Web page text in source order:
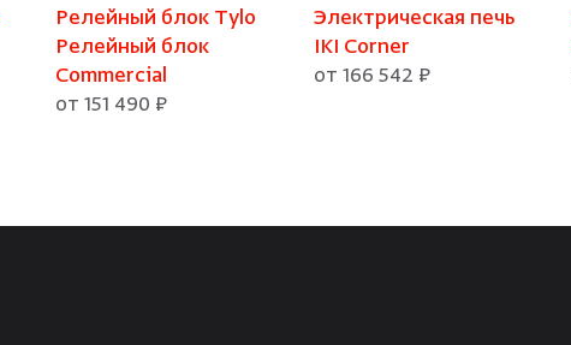
Релейный блок Tylo
Релейный блок
Commercial
от 151 490 ₽
Электрическая печь
IKI Corner
от 166 542 ₽